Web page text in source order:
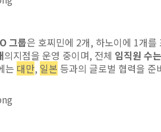
그룹은 호찌민에 2개, 하노이에 1개를
의지점을 운영 중이며, 전체 임직원 수는
는 대만, 일본 등과의 글로벌 협력을 준